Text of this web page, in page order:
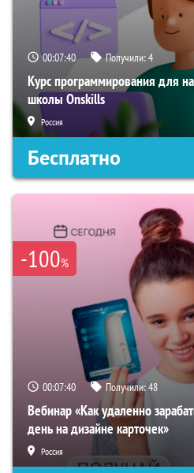
00:07:39 Получили:4
Курс программирования для
школы Onskills
Россия
Бесплатно
-100%
00:07:39 Получили:48
Вебинар «Как удаленно
день на дизайне карточек»
Россия